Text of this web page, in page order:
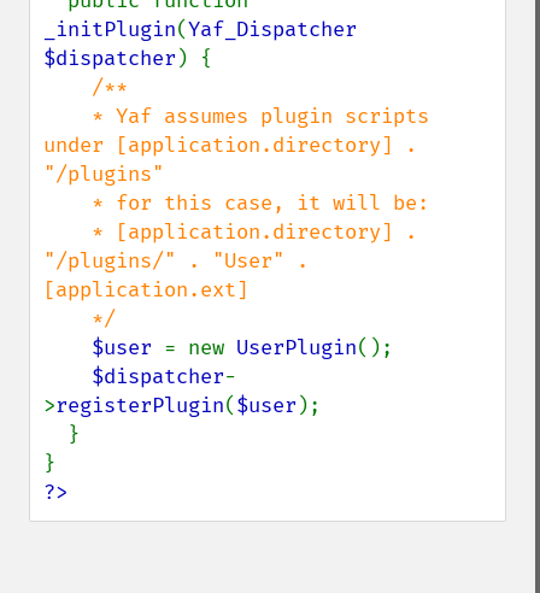
_initPlugin(Yaf_Dispatcher
$dispatcher ) {
/**
under [application.directory] .
"/plugins"
"/plugins/" . "User" .
[application.ext]
$user = new UserPlugin();
$dispatcher-
>registerPlugin($user );
?>